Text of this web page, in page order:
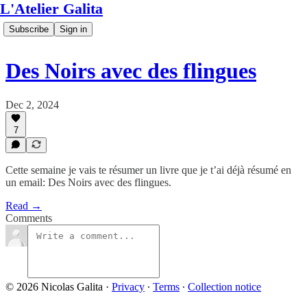
L'Atelier Galita
Subscribe Sign in
Des Noirs avec des flingues
Dec 2, 2024
7
Cette semaine je vais te résumer un livre que je t’ai déjà résumé en
un email: Des Noirs avec des flingues.
Read →
Comments
© 2026 Nicolas Galita · Privacy ∙ Terms ∙ Collection notice